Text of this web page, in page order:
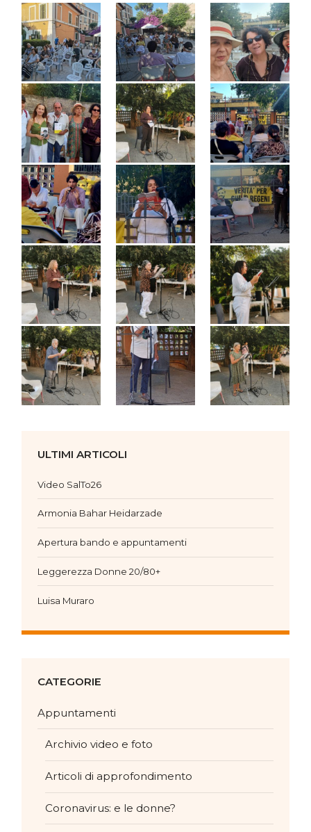
ULTIMI ARTICOLI
Video SalTo26
Armonia Bahar Heidarzade
Apertura bando e appuntamenti
Leggerezza Donne 20/80+
Luisa Muraro
CATEGORIE
Appuntamenti
Archivio video e foto
Articoli di approfondimento
Coronavirus: e le donne?